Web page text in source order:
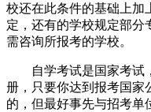
校还在此条件的基础上加
定，还有的学校规定部分
需咨询所报考的学校。
自学考试是国家考试
册，只要你达到报考国家
的，但最好事先与招考单